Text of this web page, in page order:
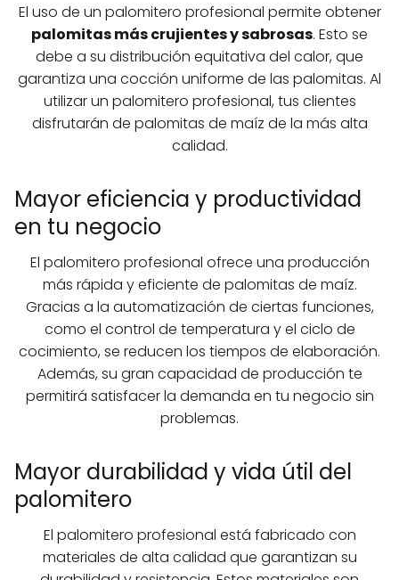
El uso de un palomitero profesional permite obtener
palomitas más crujientes y sabrosas. Esto se
debe a su distribución equitativa del calor, que
garantiza una cocción uniforme de las palomitas. Al
utilizar un palomitero profesional, tus clientes
disfrutarán de palomitas de maíz de la más alta
calidad.
Mayor eficiencia y productividad
en tu negocio
El palomitero profesional ofrece una producción
más rápida y eficiente de palomitas de maíz.
Gracias a la automatización de ciertas funciones,
como el control de temperatura y el ciclo de
cocimiento, se reducen los tiempos de elaboración.
Además, su gran capacidad de producción te
permitirá satisfacer la demanda en tu negocio sin
problemas.
Mayor durabilidad y vida útil del
palomitero
El palomitero profesional está fabricado con
materiales de alta calidad que garantizan su